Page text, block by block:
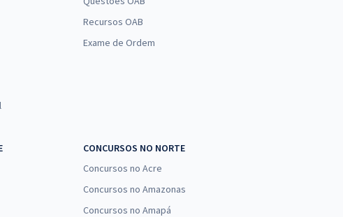
Recursos OAB
Exame de Ordem
CONCURSOS NO NORTE
Concursos no Acre
Concursos no Amazonas
Concursos no Amapá